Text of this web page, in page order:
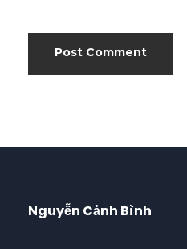
Nguyễn Cảnh Bình